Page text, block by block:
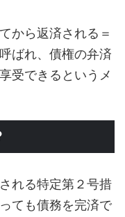
から返済される＝
ばれ、債権の弁済
受できるというメ
れる特定第２号措
ても債務を完済で